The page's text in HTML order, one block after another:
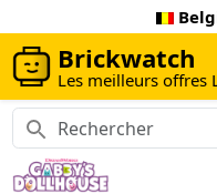
Brickwatch
Les meilleurs offres